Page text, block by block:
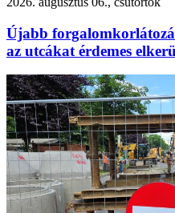
Újabb
az utcákat érdemes